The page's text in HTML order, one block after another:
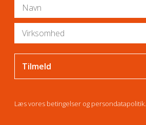
Læs vores betingelser og persondatapolitik.